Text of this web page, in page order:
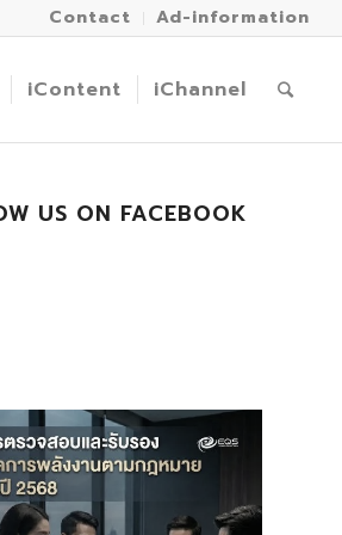
Contact Ad-information
iContent iChannel
US ON FACEBOOK